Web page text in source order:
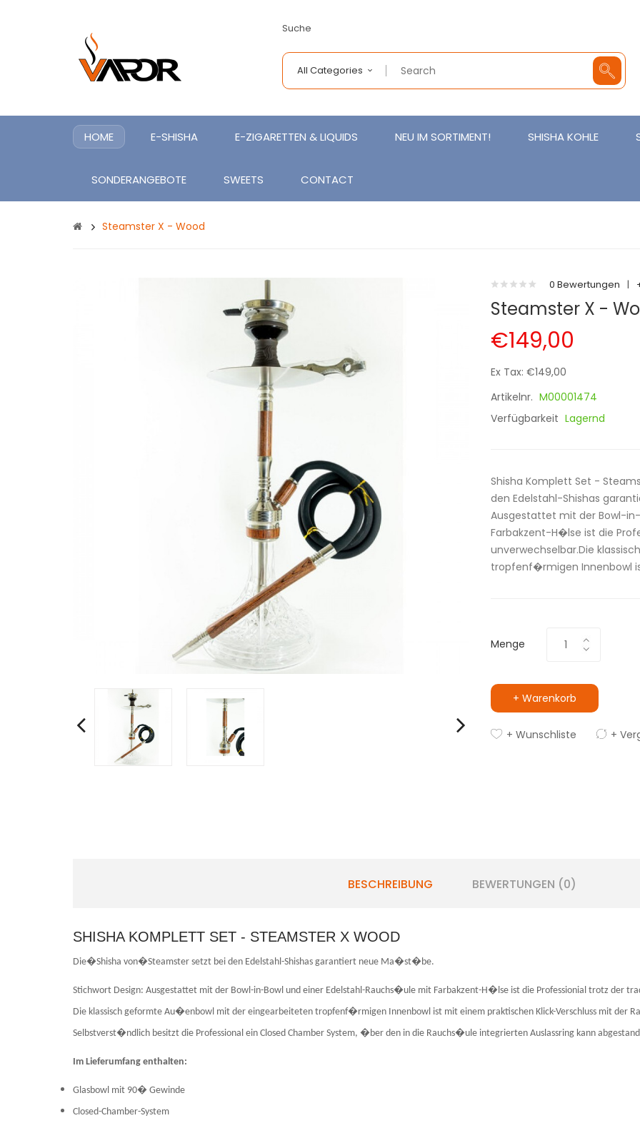
Suche
All Categories
HOME E-SHISHA E-ZIGARETTEN & LIQUIDS NEU IM SORTIMENT! SHISHA KOHLE
SONDERANGEBOTE SWEETS CONTACT
Steamster X - Wood
0 Bewertungen |
Steamster X -
€149,00
Ex Tax: €149,00
Artikelnr. M00001474
Verfügbarkeit Lagernd
Shisha Komplett Set -
den Edelstahl-Shishas
Ausgestattet mit der Bowl-
Farbakzent-H�lse ist die
unverwechselbar.Die
tropfenf�rmigen Innenbowl
Menge
+ Warenkorb
+ Wunschliste +
BESCHREIBUNG BEWERTUNGEN (0)
SHISHA KOMPLETT SET - STEAMSTER X WOOD
Die�Shisha von�Steamster setzt bei den Edelstahl-Shishas garantiert neue Ma�st�be.
Stichwort Design: Ausgestattet mit der Bowl-in-Bowl und einer Edelstahl-Rauchs�ule mit Farbakzent-H�lse ist die Professionial trotz der
Die klassisch geformte Au�enbowl mit der eingearbeiteten tropfenf�rmigen Innenbowl ist mit einem praktischen Klick-Verschluss mit der
Selbstverst�ndlich besitzt die Professional ein Closed Chamber System, �ber den in die Rauchs�ule integrierten Auslassring kann
Im Lieferumfang enthalten:
Glasbowl mit 90� Gewinde
Closed-Chamber-System